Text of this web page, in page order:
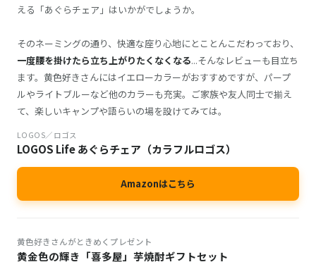
える「あぐらチェア」はいかがでしょうか。
そのネーミングの通り、快適な座り心地にとことんこだわっており、
一度腰を掛けたら立ち上がりたくなくなる...そんなレビューも目立ち
ます。黄色好きさんにはイエローカラーがおすすめですが、パープ
ルやライトブルーなど他のカラーも充実。ご家族や友人同士で揃え
て、楽しいキャンプや語らいの場を設けてみては。
LOGOS／ロゴス
LOGOS Life あぐらチェア（カラフルロゴス）
Amazonはこちら
黄色好きさんがときめくプレゼント
黄金色の輝き「喜多屋」芋焼酎ギフトセット